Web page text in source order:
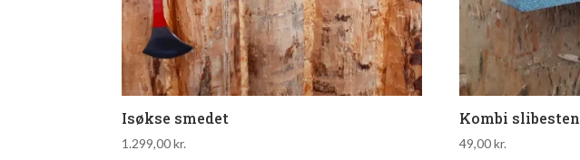
Isøkse smedet
1.299,00kr.
Kombi slibesten
49,00kr.